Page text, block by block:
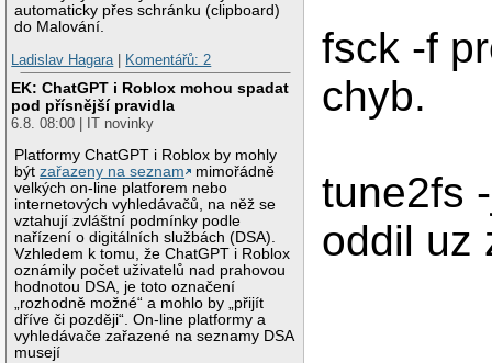
automaticky přes schránku (clipboard)
do Malování.
Ladislav Hagara
Komentářů: 2
EK: ChatGPT i Roblox mohou spadat
pod přísnější pravidla
6.8. 08:00 | IT novinky
Platformy ChatGPT i Roblox by mohly
býtzařazeny na seznam
mimořádně
velkých on-line platforem nebo
internetových vyhledávačů, na něž se
vztahují zvláštní podmínky podle
nařízení o digitálních službách (DSA).
Vzhledem k tomu, že ChatGPT i Roblox
oznámily počet uživatelů nad prahovou
hodnotou DSA, je toto označení
„rozhodně možné“ a mohlo by „přijít
dříve či později“. On-line platformy a
vyhledávače zařazené na seznamy DSA
musejí
fsck -f
chyb.
tune2fs
oddil uz